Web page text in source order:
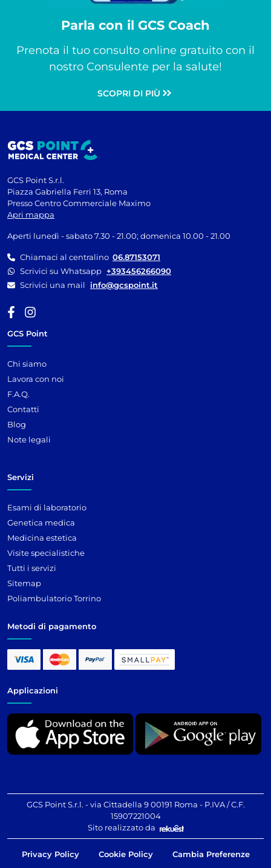
Parla con il GCS Coach
Prenota il tuo consulto online gratuito con il
nostro Consulente per la salute!
SCOPRI DI PIÙ
GCS Point S.r.l.
Piazza Gabriella Ferri 13, Roma
Presso Centro Commerciale Maximo
Apri mappa
Aperti lunedì - sabato 7.30 - 21.00; domenica 10.00 - 21.00
Chiamaci al centralino 06.87153071
Scrivici su Whatsapp +393456266090
Scrivici una mail
info@gcspoint.it
GCS Point
Chi siamo
Lavora con noi
F.A.Q.
Contatti
Blog
Note legali
Servizi
Esami di laboratorio
Genetica medica
Medicina estetica
Visite specialistiche
Tutti i servizi
Sitemap
Poliambulatorio Torrino
Metodi di pagamento
Applicazioni
GCS Point S.r.l. - via Cittadella 9 00191 Roma - P.IVA / C.F.
15907221004
Sito realizzato da
Privacy Policy Cookie Policy Cambia Preferenze